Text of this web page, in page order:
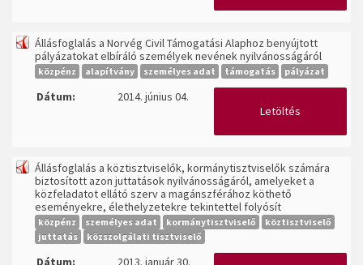
Állásfoglalás a Norvég Civil Támogatási Alaphoz benyújtott
pályázatokat elbíráló személyek nevének nyilvánosságáról
közpénz alapítvány személyes adat támogatás pályázat
Dátum:
2014. június 04.
Letöltés
Állásfoglalás a köztisztviselők, kormánytisztviselők számára
biztosított azon juttatások nyilvánosságáról, amelyeket a
közfeladatot ellátó szerv a magánszférához köthető
eseményekre, élethelyzetekre tekintettel folyósít
közpénz személyes adat kormánytisztviselő
köztisztviselő
juttatás
közszolgálati tisztviselő
Dátum: 2013. január 30.